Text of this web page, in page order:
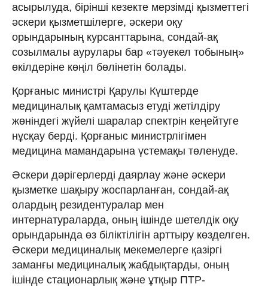
асырылуда, бірінші кезекте мерзімді қызметтегі
әскери қызметшілерге, әскери оқу
орындарының курсанттарына, сондай-ақ
созылмалы аурулары бар «тәуекел тобының»
өкілдеріне көңіл бөлінетін болады.
Қорғаныс министрі Қарулы Күштерде
медициналық қамтамасыз етуді жетілдіру
жөніндегі жүйелі шаралар спектрін кеңейтуге
нұсқау берді. Қорғаныс министрлігімен
медицина мамандарына үстемақы төленуде.
Әскери дәрігерлерді даярлау және әскери
қызметке шақыру жоспарланған, сондай-ақ
олардың резидентуралар мен
интернатураларда, оның ішінде шетелдік оқу
орындарында өз біліктілігін арттыру көзделген.
Әскери медициналық мекемелерге қазіргі
заманғы медициналық жабдықтарды, оның
ішінде стационарлық және ұтқыр ПТР-